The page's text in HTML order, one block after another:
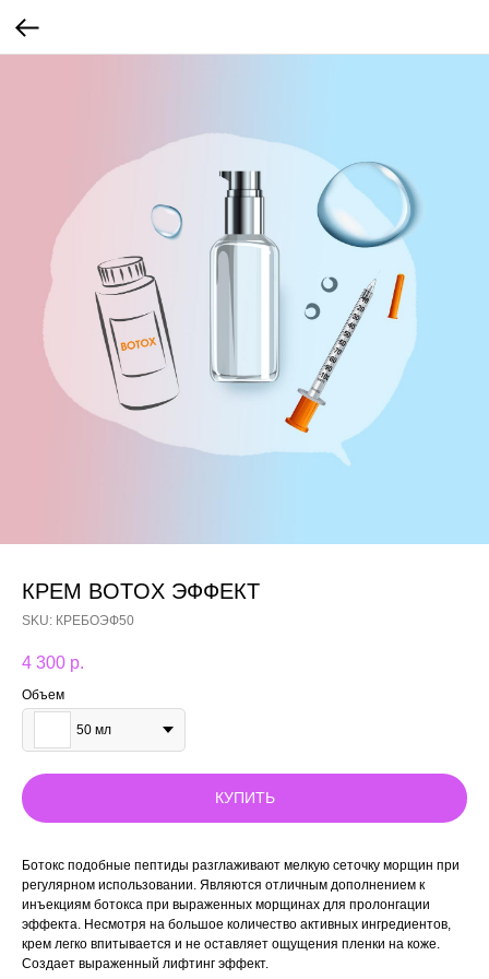
КРЕМ BOTOX ЭФФЕКТ
SKU: КРЕБОЭФ50
4 300 р.
Объем
50 мл
КУПИТЬ
Ботокс подобные пептиды разглаживают мелкую сеточку морщин при
регулярном использовании. Являются отличным дополнением к
инъекциям ботокса при выраженных морщинах для пролонгации
эффекта. Несмотря на большое количество активных ингредиентов,
крем легко впитывается и не оставляет ощущения пленки на коже.
Создает выраженный лифтинг эффект.